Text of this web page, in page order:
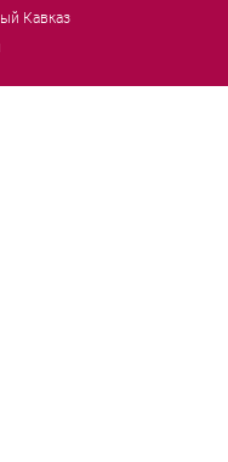
Кавказ